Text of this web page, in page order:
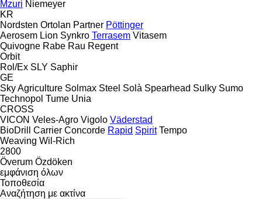
Mzuri Niemeyer
KR
Nordsten Ortolan Partner Pöttinger
Aerosem Lion Synkro Terrasem Vitasem
Quivogne Rabe Rau Regent
Orbit
Rol/Ex SLY Saphir
GE
Sky Agriculture Solmax Steel Solà Spearhead Sulky Sumo
Technopol Tume Unia
CROSS
VICON Veles-Agro Vigolo Väderstad
BioDrill
Carrier Concorde Rapid Spirit Tempo
Weaving Wil-Rich
2800
Överum Özdöken
εμφάνιση όλων
Τοποθεσία
Αναζήτηση με ακτίνα